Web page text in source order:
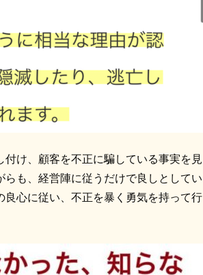
け、顧客を不正に騙している事実を見
も、経営陣に従うだけで良しとしてい
心に従い、不正を暴く勇気を持って行